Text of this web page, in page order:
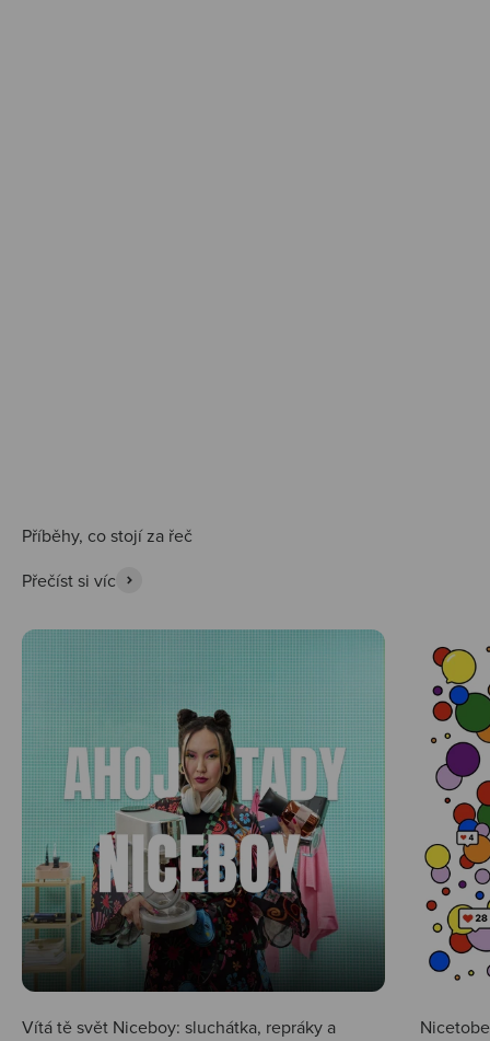
Přečíst si víc
Vítá tě svět Niceboy: sluchátka, repráky a